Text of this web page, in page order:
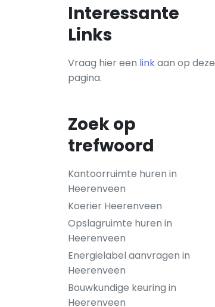
Interessante
Links
Vraag hier een linkaan op deze
pagina.
Zoek op
trefwoord
Kantoorruimte huren in
Heerenveen
Koerier Heerenveen
Opslagruimte huren in
Heerenveen
Energielabel aanvragen in
Heerenveen
Bouwkundige keuring in
Heerenveen